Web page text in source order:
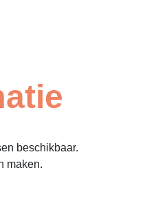
beschikbaar.
maken.